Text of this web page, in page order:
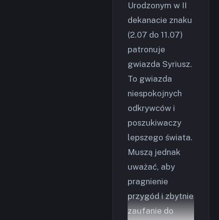
Urodzonym w II
dekanacie znaku
(2.07 do 11.07)
patronuje
gwiazda Syriusz.
To gwiazda
niespokojnych
odkrywców i
poszukiwaczy
lepszego świata.
Muszą jednak
uważać, aby
pragnienie
przygód i zbytnie
zaufanie do